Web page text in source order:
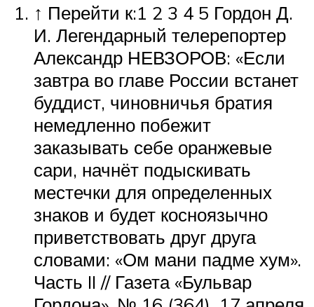
↑ Перейти к:1 2 3 4 5 Гордон Д.
И. Легендарный телерепортер
Александр НЕВЗОРОВ: «Если
завтра во главе России встанет
буддист, чиновничья братия
немедленно побежит
заказывать себе оранжевые
сари, начнёт подыскивать
местечки для определенных
знаков и будет косноязычно
приветствовать друг друга
словами: «Ом мани падме хум».
Часть II // Газета «Бульвар